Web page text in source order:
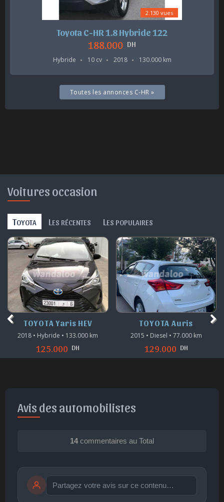
2.130 vues
Toyota C-HR 1.8 Hybride 122
188.000 DH
Hybride 10 cv 2018 130.000 km
Toutes les annonces C-HR »
Voitures occasion
TOYOTA L ES RÉCENTES L ES POPULAIRES
TOYOTA Yaris HEV
2018 • Hybride • 133.000 km
125.000 DH
TOYOTA Auris
2015 • Diesel • 77.000 km
129.000 DH
Avis des automobilistes
14commentaires au Total
publication immédiate Publier